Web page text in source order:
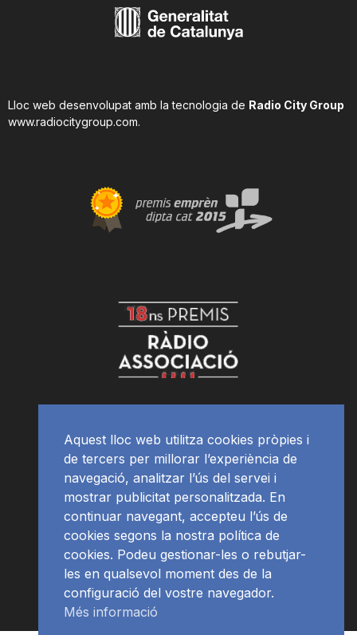
Lloc web desenvolupat amb la tecnologia de Radio City Group
www.radiocitygroup.com.
Aquest lloc web utilitza cookies pròpies i
de tercers per millorar l’experiència de
navegació, analitzar l’ús del servei i
mostrar publicitat personalitzada. En
continuar navegant, accepteu l’ús de
cookies segons la nostra política de
cookies. Podeu gestionar-les o rebutjar-
les en qualsevol moment des de la
configuració del vostre navegador.
Més informació